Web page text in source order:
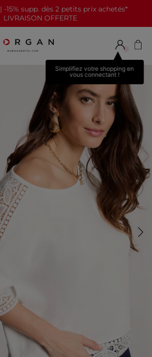
| -15% supp. dès 2 petits prix achetés*
LIVRAISON OFFERTE
Simplifiez votre shopping en
vous connectant !